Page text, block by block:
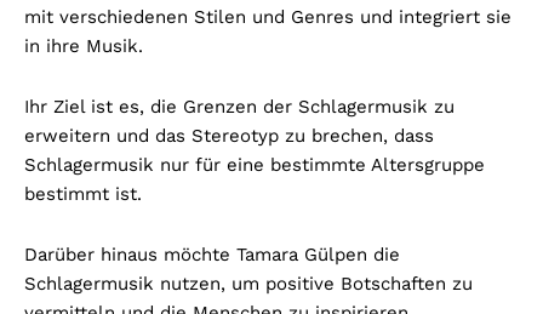
mit verschiedenen Stilen und Genres und integriert sie
in ihre Musik.
Ihr Ziel ist es, die Grenzen der Schlagermusik zu
erweitern und das Stereotyp zu brechen, dass
Schlagermusik nur für eine bestimmte Altersgruppe
bestimmt ist.
Darüber hinaus möchte Tamara Gülpen die
Schlagermusik nutzen, um positive Botschaften zu